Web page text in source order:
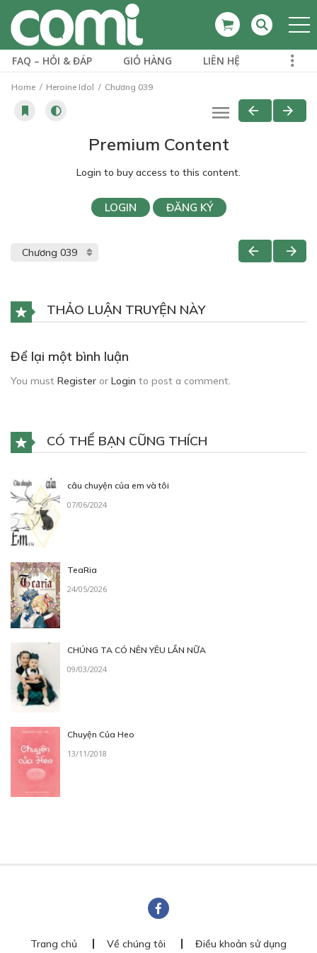
FAQ – HỎI & ĐÁP GIỎ HÀNG LIÊN HỆ
Home Heroine Idol Chương 039
Premium Content
Login to buy access to this content.
LOGIN ĐĂNG KÝ
THẢO LUẬN TRUYỆN NÀY
Để lại một bình luận
You must Register or Login to post a comment.
CÓ THỂ BẠN CŨNG THÍCH
câu chuyện của em và tôi
07/06/2024
TeaRia
24/05/2026
CHÚNG TA CÓ NÊN YÊU LẦN NỮA
09/03/2024
Chuyện Của Heo
13/11/2018
Trang chủ Về chúng tôi Điều khoản sử dụng